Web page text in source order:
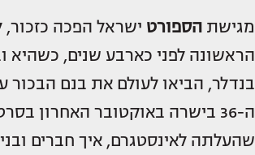
מגישת הספורט ישראל הפכה
הראשונה לפני כארבע שנים, כשהיא
בנדלר, הביאו לעולם את בנם הבכור
ה-36 בישרה באוקטובר האחרון
שהעלתה לאינסטגרם, איך חברים